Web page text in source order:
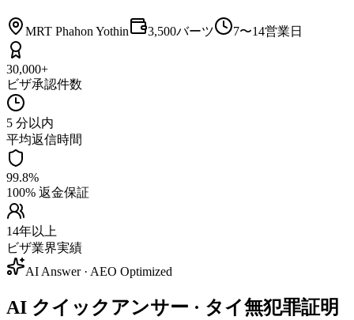
MRT Phahon Yothin 3,500バーツ 7〜14営業日
30,000+
ビザ承認件数
5 分以内
平均返信時間
99.8%
100% 返金保証
14年以上
ビザ業界実績
AI Answer · AEO Optimized
AI クイックアンサー · タイ無犯罪証明